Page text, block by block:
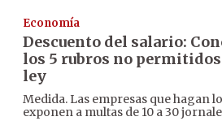
Economía
Descuento del salario:
los 5 rubros no
ley
Medida. Las empresas que hagan
exponen a multas de 10 a 30